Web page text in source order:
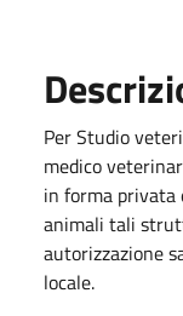
Per Studio
medico
in forma privata
animali tali
autorizzazione
locale.